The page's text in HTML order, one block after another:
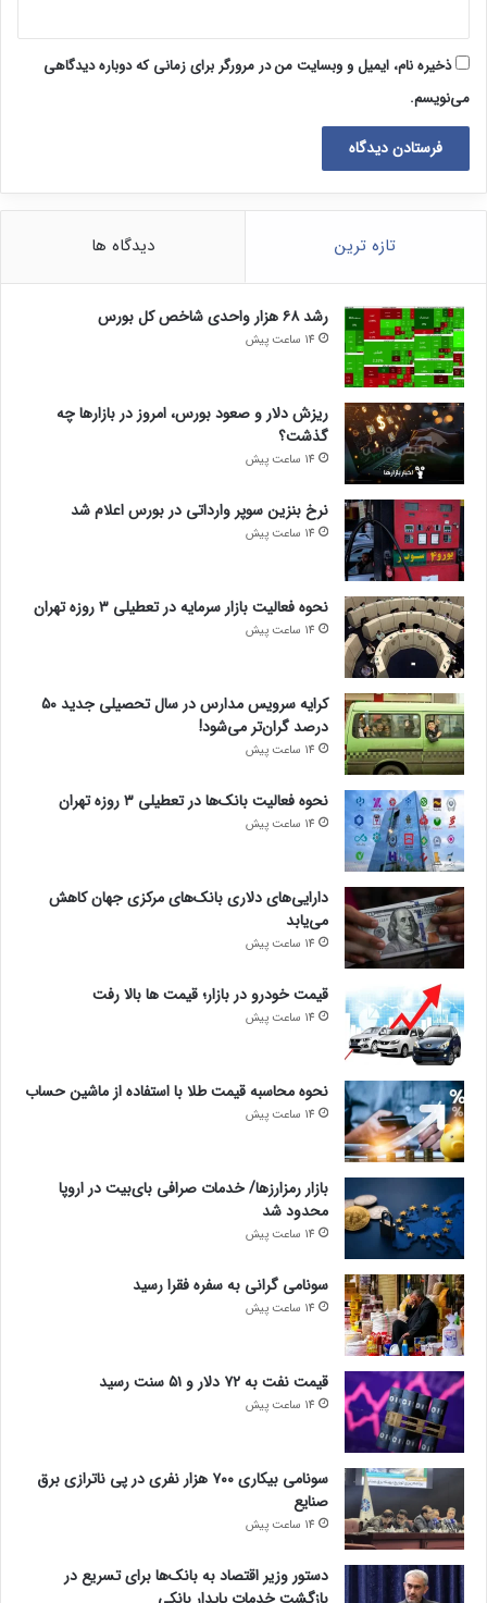
ذخیره نام، ایمیل و وبسایت من در مرورگر برای زمانی که دوباره دیدگاهی
می‌نویسم.
تازه ترین دیدگاه ها
رشد ۶۸ هزار واحدی شاخص کل بورس
14 ساعت پیش
ریزش دلار و صعود بورس، امروز در بازارها چه
گذشت؟
14 ساعت پیش
نرخ بنزین سوپر وارداتی در بورس اعلام شد
14 ساعت پیش
نحوه فعالیت بازار سرمایه در تعطیلی ۳ روزه تهران
14 ساعت پیش
کرایه سرویس مدارس در سال تحصیلی جدید ۵۰
درصد گران‌تر می‌شود!
14 ساعت پیش
نحوه فعالیت بانک‌ها در تعطیلی ۳ روزه تهران
14 ساعت پیش
دارایی‌های دلاری بانک‌های مرکزی جهان کاهش
می‌یابد
14 ساعت پیش
قیمت خودرو در بازار؛ قیمت ها بالا رفت
14 ساعت پیش
نحوه محاسبه قیمت طلا با استفاده از ماشین حساب
14 ساعت پیش
بازار رمزارزها/ خدمات صرافی بای‌بیت در اروپا
محدود شد
14 ساعت پیش
سونامی گرانی به سفره فقرا رسید
14 ساعت پیش
قیمت نفت به ۷۲ دلار و ۵۱ سنت رسید
14 ساعت پیش
سونامی بیکاری ۷۰۰ هزار نفری در پی ناترازی برق
صنایع
14 ساعت پیش
دستور وزیر اقتصاد به بانک‌ها برای تسریع در